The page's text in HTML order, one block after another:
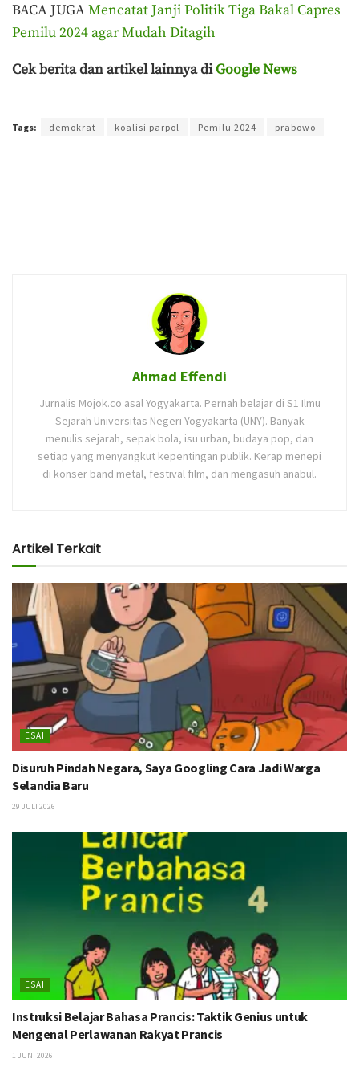
BACA JUGAMencatat Janji Politik Tiga Bakal Capres
Pemilu 2024 agar Mudah Ditagih
Cek berita dan artikel lainnya diGoogle News
Tags: demokrat koalisi parpol Pemilu 2024 prabowo
Ahmad Effendi
Jurnalis Mojok.co asal Yogyakarta. Pernah belajar di S1 Ilmu
Sejarah Universitas Negeri Yogyakarta (UNY). Banyak
menulis sejarah, sepak bola, isu urban, budaya pop, dan
setiap yang menyangkut kepentingan publik. Kerap menepi
di konser band metal, festival film, dan mengasuh anabul.
Artikel Terkait
ESAI
Disuruh Pindah Negara, Saya Googling Cara Jadi Warga
Selandia Baru
29 JULI 2026
ESAI
Instruksi Belajar Bahasa Prancis: Taktik Genius untuk
Mengenal Perlawanan Rakyat Prancis
1 JUNI 2026